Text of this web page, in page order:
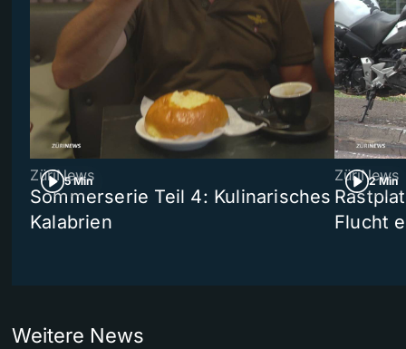
5 Min
ZüriNews
Sommerserie Teil 4: Kulinarisches
Kalabrien
2 Min
ZüriNews
Flucht
Weitere News